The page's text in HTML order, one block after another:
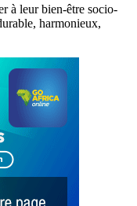
à leur bien-être socio-
harmonieux,